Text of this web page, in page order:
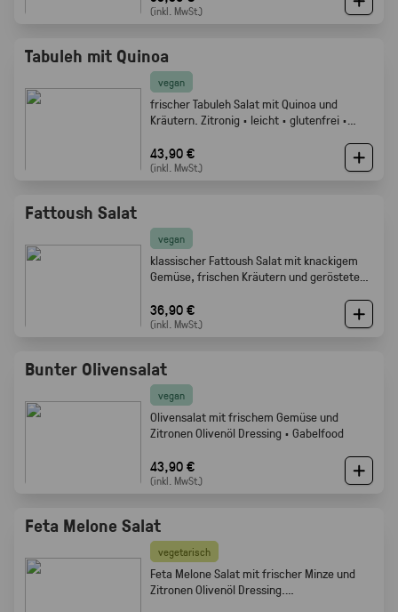
(inkl. MwSt.)
Tabuleh mit Quinoa
vegan
frischer Tabuleh Salat mit Quinoa und
Kräutern. Zitronig · leicht · glutenfrei ·
43,90 €
(inkl. MwSt.)
Fattoush Salat
vegan
klassischer Fattoush Salat mit knackigem
Gemüse, frischen Kräutern und geröstetem
Mezze oder Buffet Beilage · Gabelfood
36,90 €
(inkl. MwSt.)
Bunter Olivensalat
vegan
Olivensalat mit frischem Gemüse und
Zitronen Olivenöl Dressing · Gabelfood
43,90 €
(inkl. MwSt.)
Feta Melone Salat
vegetarisch
Feta Melone Salat mit frischer Minze und
Zitronen Olivenöl Dressing.